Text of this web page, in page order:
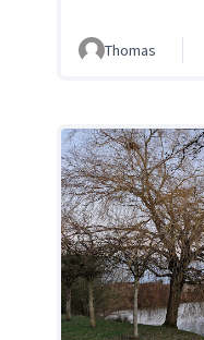
Thomas